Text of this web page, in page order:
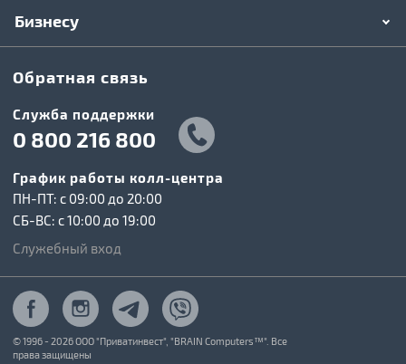
Бизнесу
Обратная связь
Служба поддержки
0 800 216 800
График работы колл-центра
ПН-ПТ: c 09:00 до 20:00
СБ-ВС: c 10:00 до 19:00
Служебный вход
© 1996 - 2026 ООО "Приватинвест", "BRAIN Computers™". Все
права защищены